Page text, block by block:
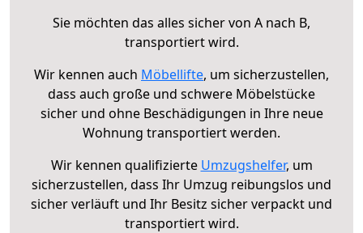
Sie möchten das alles sicher von A nach B,
transportiert wird.
Wir kennen auch Möbellifte, um sicherzustellen,
dass auch große und schwere Möbelstücke
sicher und ohne Beschädigungen in Ihre neue
Wohnung transportiert werden.
Wir kennen qualifizierte Umzugshelfer, um
sicherzustellen, dass Ihr Umzug reibungslos und
sicher verläuft und Ihr Besitz sicher verpackt und
transportiert wird.